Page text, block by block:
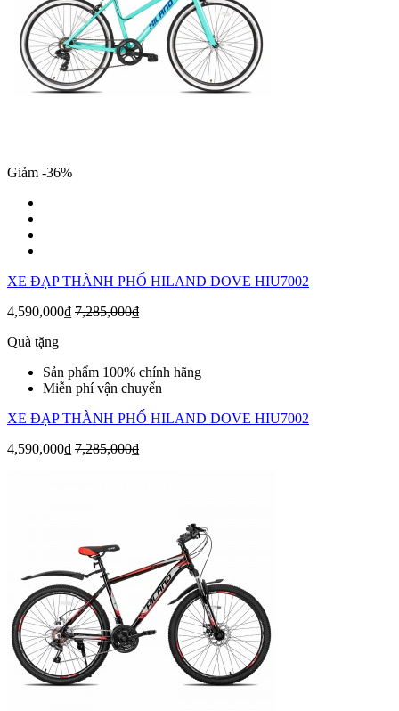
Giảm -36%
XE ĐẠP THÀNH PHỐ HILAND DOVE HIU7002
4,590,000₫ 7,285,000₫
Quà tặng
Sản phẩm 100% chính hãng
Miễn phí vận chuyển
XE ĐẠP THÀNH PHỐ HILAND DOVE HIU7002
4,590,000₫ 7,285,000₫